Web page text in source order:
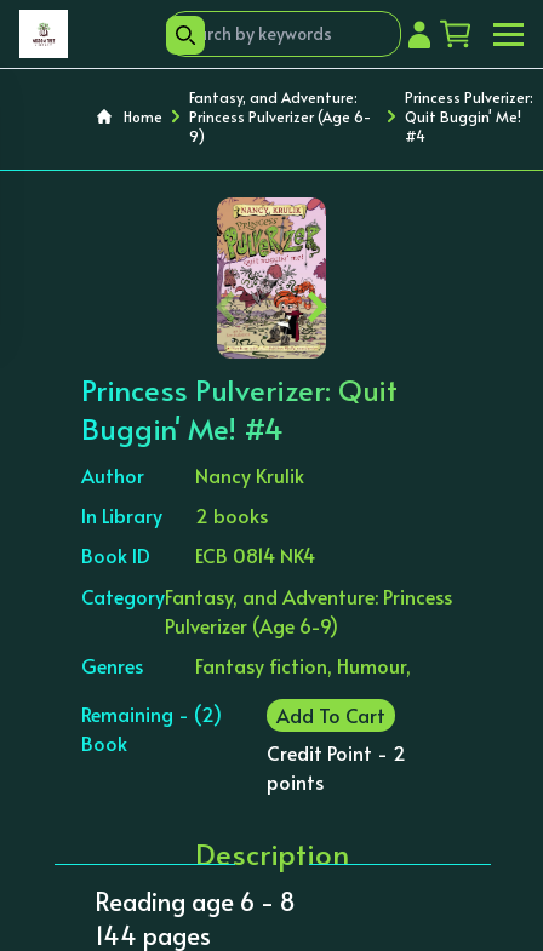
Home
Fantasy, and Adventure:
Princess Pulverizer (Age 6-
9)
Princess Pulverizer:
Quit Buggin' Me!
#4
‹ ›
Princess Pulverizer: Quit
Buggin' Me! #4
Author
Nancy Krulik
In Library
2 books
Book ID
ECB 0814 NK4
CategoryFantasy, and Adventure: Princess
Pulverizer (Age 6-9)
Genres
Fantasy fiction, Humour,
Remaining - (2)
Book
Add To Cart
Credit Point - 2
points
Description
Reading age 6 - 8
144 pages